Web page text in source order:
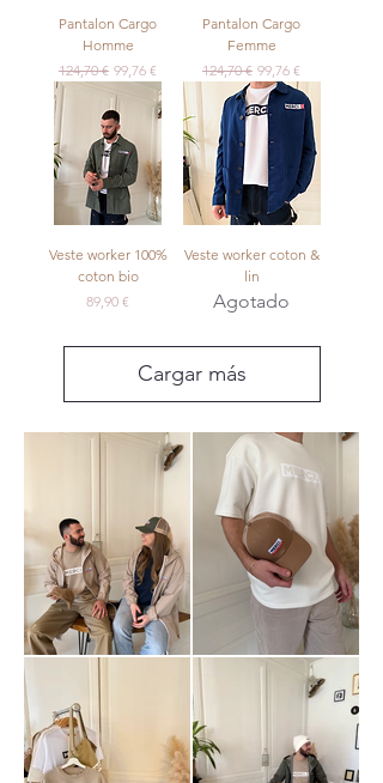
Pantalon Cargo
Homme
Precio
124,70 € Precio de oferta
99,76 €
Pantalon Cargo
Femme
Precio
124,70 € Precio de oferta
99,76 €
Veste worker 100%
coton bio
Precio
89,90 €
Veste worker coton &
lin
Agotado
Cargar más